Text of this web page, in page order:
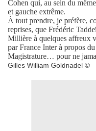
Cohen qui, au sein du
et gauche extrême.
À tout prendre, je préfère,
reprises, que Frédéric
Millière à quelques affreux
par France Inter à propos
Magistrature… pour ne
Gilles William Goldnadel ©